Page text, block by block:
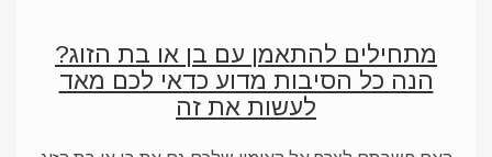
מתחילים להתאמן עם בן או בת הזוג?
הנה כל הסיבות מדוע כדאי לכם מאד
לעשות את זה